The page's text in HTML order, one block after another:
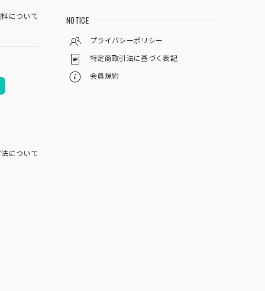
について
について
NOTICE
プライバシーポリシー
特定商取引法に基づく表記
会員規約